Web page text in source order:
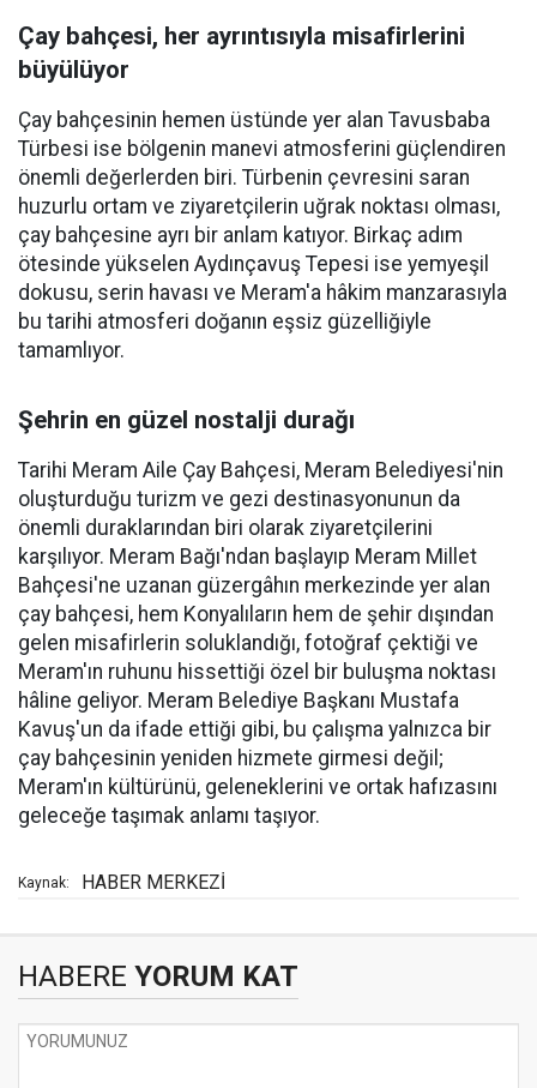
Çay bahçesi, her ayrıntısıyla misafirlerini
büyülüyor
Çay bahçesinin hemen üstünde yer alan Tavusbaba
Türbesi ise bölgenin manevi atmosferini güçlendiren
önemli değerlerden biri. Türbenin çevresini saran
huzurlu ortam ve ziyaretçilerin uğrak noktası olması,
çay bahçesine ayrı bir anlam katıyor. Birkaç adım
ötesinde yükselen Aydınçavuş Tepesi ise yemyeşil
dokusu, serin havası ve Meram'a hâkim manzarasıyla
bu tarihi atmosferi doğanın eşsiz güzelliğiyle
tamamlıyor.
Şehrin en güzel nostalji durağı
Tarihi Meram Aile Çay Bahçesi, Meram Belediyesi'nin
oluşturduğu turizm ve gezi destinasyonunun da
önemli duraklarından biri olarak ziyaretçilerini
karşılıyor. Meram Bağı'ndan başlayıp Meram Millet
Bahçesi'ne uzanan güzergâhın merkezinde yer alan
çay bahçesi, hem Konyalıların hem de şehir dışından
gelen misafirlerin soluklandığı, fotoğraf çektiği ve
Meram'ın ruhunu hissettiği özel bir buluşma noktası
hâline geliyor. Meram Belediye Başkanı Mustafa
Kavuş'un da ifade ettiği gibi, bu çalışma yalnızca bir
çay bahçesinin yeniden hizmete girmesi değil;
Meram'ın kültürünü, geleneklerini ve ortak hafızasını
geleceğe taşımak anlamı taşıyor.
Kaynak: HABER MERKEZİ
HABERE YORUM KAT